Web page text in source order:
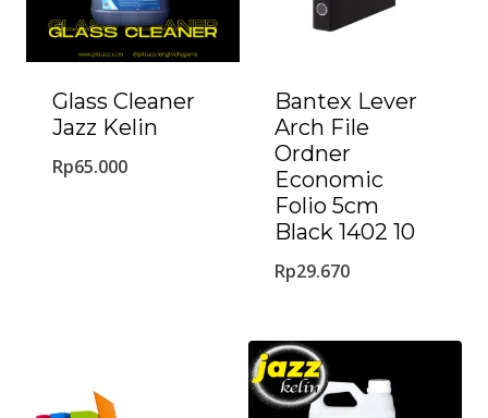
Glass Cleaner
Jazz Kelin
Rp65.000
Bantex Lever
Arch File
Ordner
Economic
Folio 5cm
Black 1402 10
Rp29.670